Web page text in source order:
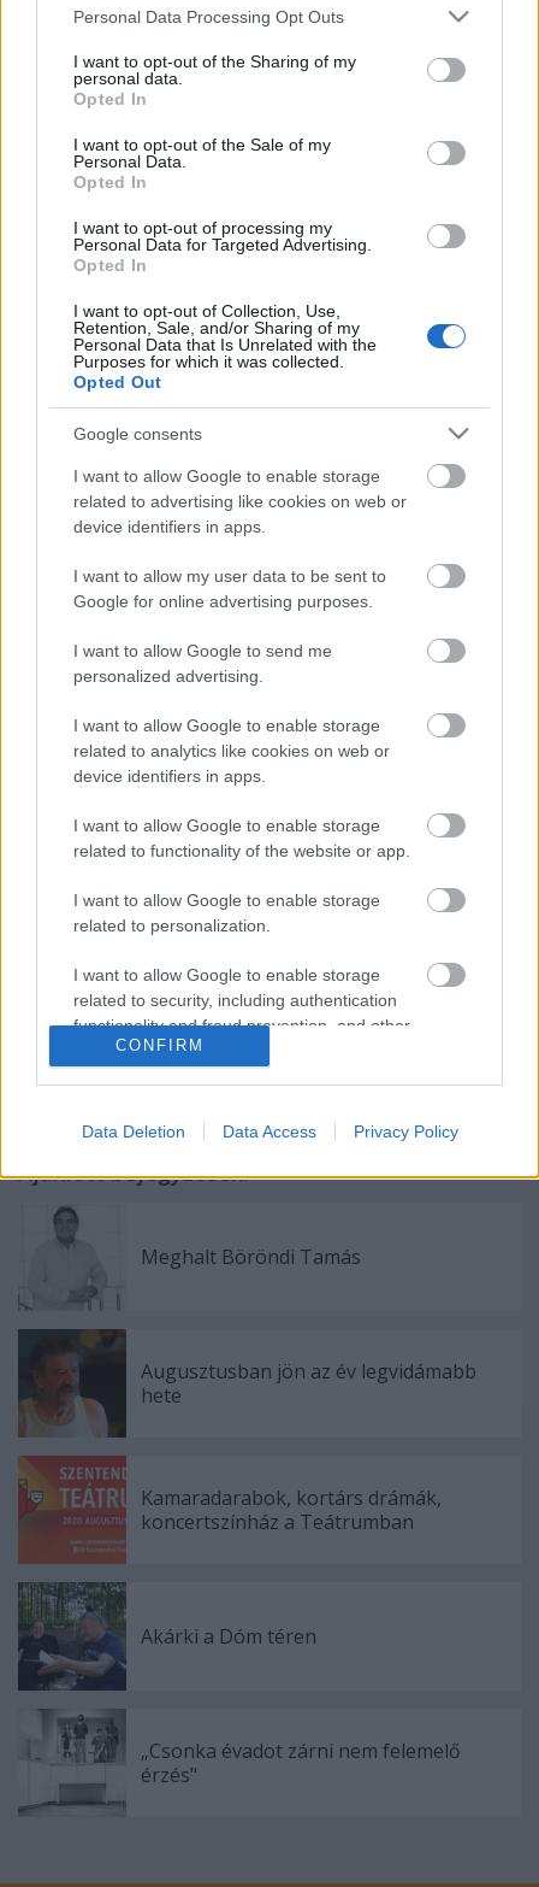
Please note that this website/app uses one or more Google
not limited to your visit or usage behaviour. You may click to
grant or deny consent to Google and its third-party tags to
use your data for below specified purposes in below Google
consent section.
Personal Data Processing Opt Outs
I want to opt-out of the Sharing of my
personal data.
Opted In
I want to opt-out of the Sale of my
Personal Data.
Opted In
I want to opt-out of processing my
Personal Data for Targeted Advertising.
Opted In
I want to opt-out of Collection, Use,
Retention, Sale, and/or Sharing of my
Personal Data that Is Unrelated with the
Purposes for which it was collected.
Opted Out
Google consents
I want to allow Google to enable storage
related to advertising like cookies on web or
device identifiers in apps.
I want to allow my user data to be sent to
Google for online advertising purposes.
I want to allow Google to send me
personalized advertising.
I want to allow Google to enable storage
related to analytics like cookies on web or
device identifiers in apps.
I want to allow Google to enable storage
related to functionality of the website or app.
I want to allow Google to enable storage
related to personalization.
I want to allow Google to enable storage
related to security, including authentication
functionality and fraud prevention, and other
user protection.
CONFIRM
Data Deletion Data Access Privacy Policy
a fazékba, Bece pedig épp itt áll meg, mielőtt útra
Forgács Péterrendező ezúttal az eredeti
játszóhelynél hatszor nagyobb nézőterű
nagyszínpadra helyezte át aPortugál
minden érdeklődőnek legyen helye a közös
ünneplésen.
A szünetben meglepetés vár a nézőkre!
Forrás: Győri Nemzeti Színház
Ajánlott bejegyzések:
Meghalt Böröndi Tamás
Augusztusban jön az év legvidámabb
hete
Kamaradarabok, kortárs drámák,
koncertszínház a Teátrumban
Akárki a Dóm téren
„Csonka évadot zárni nem felemelő
érzés"